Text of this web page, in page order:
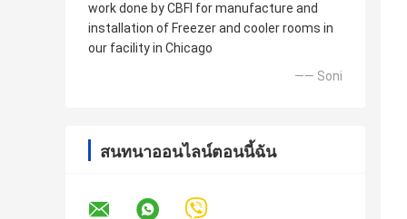
work done by CBFI for manufacture and
installation of Freezer and cooler rooms in
our facility in Chicago
—— Soni
สนทนาออนไลน์ตอนนี้ฉัน